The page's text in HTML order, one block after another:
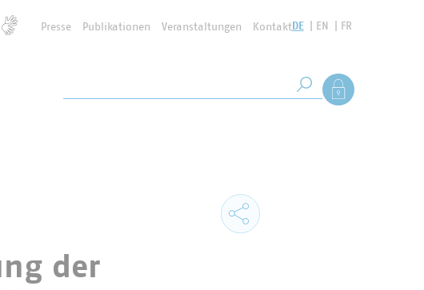
Presse Publikationen Veranstaltungen KontaktDE EN FR
Suche starten
Als Mitglied
der